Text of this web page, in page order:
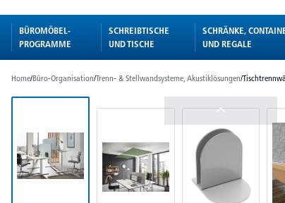
BÜROMÖBEL-
PROGRAMME
SCHREIBTISCHE
UND TISCHE
SCHRÄNKE,
UND REGALE
Home/Büro-Organisation/Trenn- & Stellwandsysteme, Akustiklösungen/